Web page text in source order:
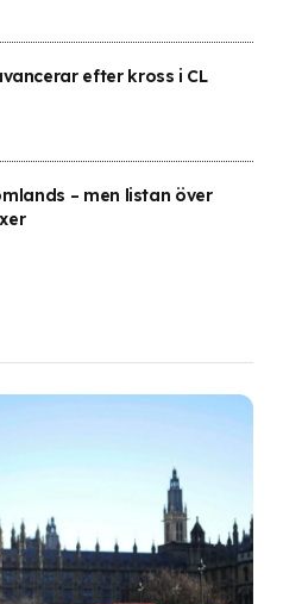
efter kross i CL
– men listan över